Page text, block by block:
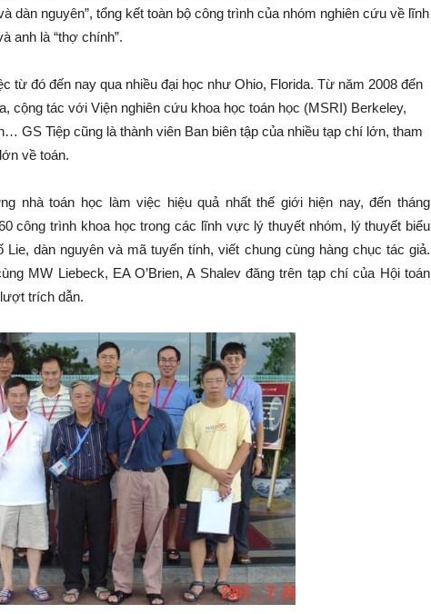
dàn nguyên”, tổng kết toàn bộ công trình của nhóm nghiên cứu về lĩnh
anh là “thợ chính”.
từ đó đến nay qua nhiều đại học như Ohio, Florida. Từ năm 2008 đến
cộng tác với Viện nghiên cứu khoa học toán học (MSRI) Berkeley,
GS Tiệp cũng là thành viên Ban biên tập của nhiều tạp chí lớn, tham
về toán.
nhà toán học làm việc hiệu quả nhất thế giới hiện nay, đến tháng
công trình khoa học trong các lĩnh vực lý thuyết nhóm, lý thuyết biểu
dàn nguyên và mã tuyến tính, viết chung cùng hàng chục tác giả.
MW Liebeck, EA O’Brien, A Shalev đăng trên tạp chí của Hội toán
trích dẫn.